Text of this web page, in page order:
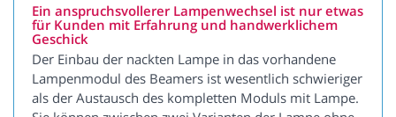
Ein anspruchsvollerer Lampenwechsel ist nur etwas
für Kunden mit Erfahrung und handwerklichem
Geschick
Der Einbau der nackten Lampe in das vorhandene
Lampenmodul des Beamers ist wesentlich schwieriger
als der Austausch des kompletten Moduls mit Lampe.